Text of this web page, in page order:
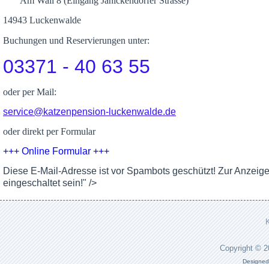
14943 Luckenwalde
Buchungen und Reservierungen unter:
03371 - 40 63 55
oder per Mail:
service@katzenpension-luckenwalde.de
oder direkt per Formular
+++ Online Formular +++
Diese E-Mail-Adresse ist vor Spambots geschützt! Zur
eingeschaltet sein!" />
Copyright ©